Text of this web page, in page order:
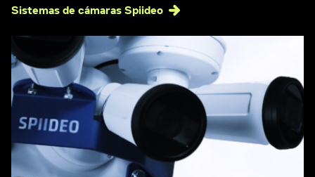
Sistemas de cámaras Spiideo